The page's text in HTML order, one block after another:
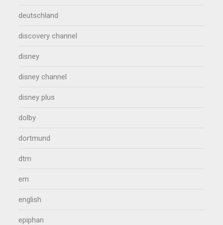
deutschland
discovery channel
disney
disney channel
disney plus
dolby
dortmund
dtm
em
english
epiphan